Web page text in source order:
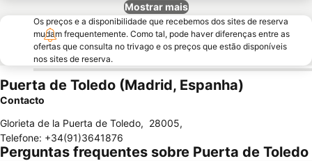
Mostrar mais
Os preços e a disponibilidade que recebemos dos sites de reserva
mudam frequentemente. Como tal, pode haver diferenças entre as
ofertas que consulta no trivago e os preços que estão disponíveis
nos sites de reserva.
Puerta de Toledo (Madrid, Espanha)
Contacto
Glorieta de la Puerta de Toledo, 28005,
Telefone: +34(91)3641876
Perguntas frequentes sobre Puerta de Toledo